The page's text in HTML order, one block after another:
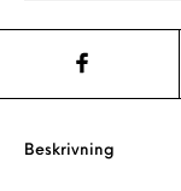
Beskrivning